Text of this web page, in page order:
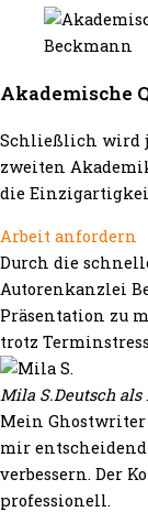
Akademische
Schließlich wird
zweiten
die
Arbeit anfordern
Durch die
Autorenkanzlei
Präsentation zu
trotz
Mila S.Deutsch als
Mein
mir
verbessern. Der
professionell.